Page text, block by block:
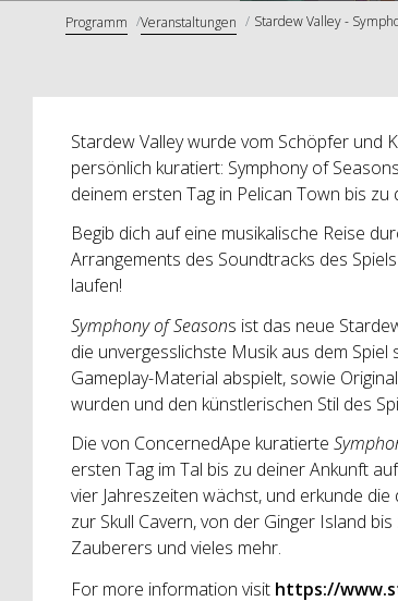
Programm Veranstaltungen Stardew Valley -
Stardew Valley wurde vom Schöpfer und
persönlich kuratiert: Symphony of
deinem ersten Tag in Pelican Town bis
Begib dich auf eine musikalische Reise
Arrangements des Soundtracks des
laufen!
Symphony of Seasons ist das neue
die unvergesslichste Musik aus dem
Gameplay-Material abspielt, sowie
wurden und den künstlerischen Stil des
Die von ConcernedApe kuratierte
ersten Tag im Tal bis zu deiner Ankunft
vier Jahreszeiten wächst, und erkunde
zur Skull Cavern, von der Ginger Island
Zauberers und vieles mehr.
For more information visit https://